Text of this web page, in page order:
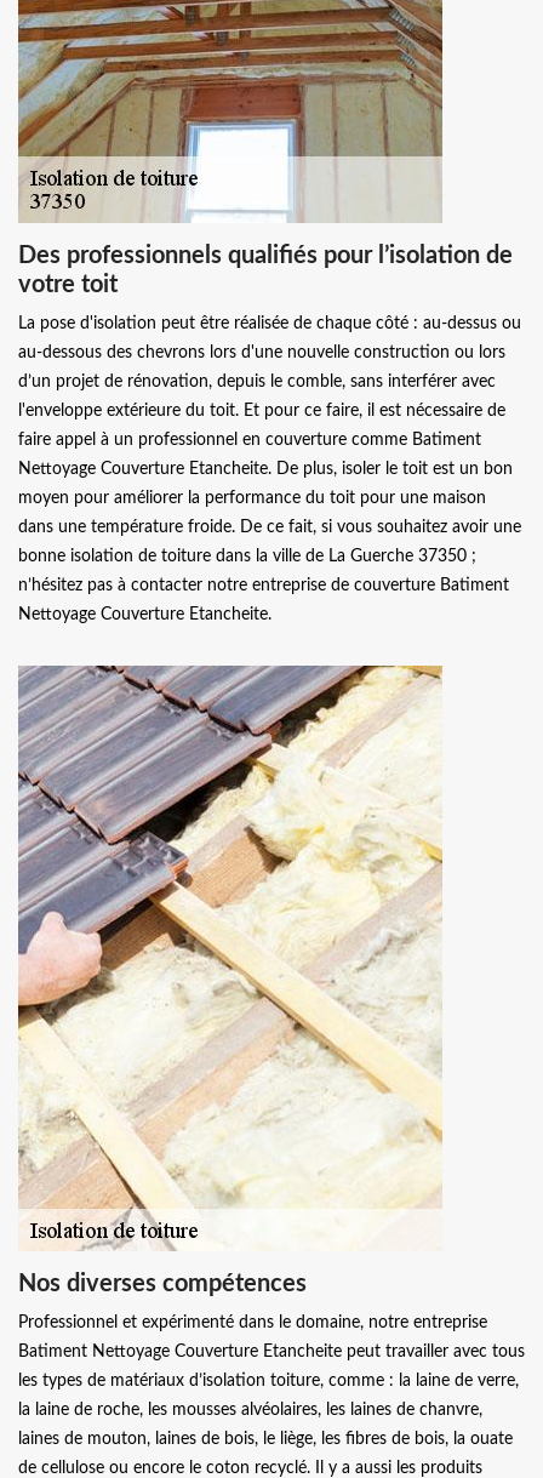
Des professionnels qualifiés pour l’isolation de
votre toit
La pose d'isolation peut être réalisée de chaque côté : au-dessus ou
au-dessous des chevrons lors d'une nouvelle construction ou lors
d’un projet de rénovation, depuis le comble, sans interférer avec
l'enveloppe extérieure du toit. Et pour ce faire, il est nécessaire de
faire appel à un professionnel en couverture comme Batiment
Nettoyage Couverture Etancheite. De plus, isoler le toit est un bon
moyen pour améliorer la performance du toit pour une maison
dans une température froide. De ce fait, si vous souhaitez avoir une
bonne isolation de toiture dans la ville de La Guerche 37350 ;
n’hésitez pas à contacter notre entreprise de couverture Batiment
Nettoyage Couverture Etancheite.
Nos diverses compétences
Professionnel et expérimenté dans le domaine, notre entreprise
Batiment Nettoyage Couverture Etancheite peut travailler avec tous
les types de matériaux d’isolation toiture, comme : la laine de verre,
la laine de roche, les mousses alvéolaires, les laines de chanvre,
laines de mouton, laines de bois, le liège, les fibres de bois, la ouate
de cellulose ou encore le coton recyclé. Il y a aussi les produits